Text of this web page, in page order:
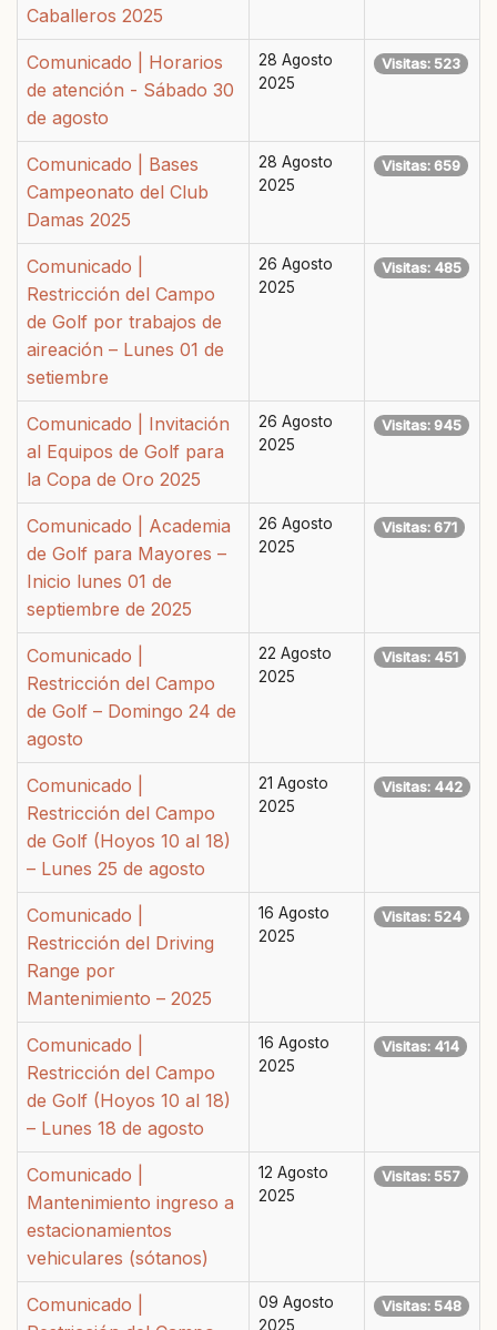
Caballeros 2025
Comunicado | Horarios
de atención - Sábado 30
de agosto
28 Agosto
2025
Visitas: 523
Comunicado | Bases
Campeonato del Club
Damas 2025
28 Agosto
2025
Visitas: 659
Comunicado |
Restricción del Campo
de Golf por trabajos de
aireación – Lunes 01 de
setiembre
26 Agosto
2025
Visitas: 485
Comunicado | Invitación
al Equipos de Golf para
la Copa de Oro 2025
26 Agosto
2025
Visitas: 945
Comunicado | Academia
de Golf para Mayores –
Inicio lunes 01 de
septiembre de 2025
26 Agosto
2025
Visitas: 671
Comunicado |
Restricción del Campo
de Golf – Domingo 24 de
agosto
22 Agosto
2025
Visitas: 451
Comunicado |
Restricción del Campo
de Golf (Hoyos 10 al 18)
– Lunes 25 de agosto
21 Agosto
2025
Visitas: 442
Comunicado |
Restricción del Driving
Range por
Mantenimiento – 2025
16 Agosto
2025
Visitas: 524
Comunicado |
Restricción del Campo
de Golf (Hoyos 10 al 18)
– Lunes 18 de agosto
16 Agosto
2025
Visitas: 414
Comunicado |
Mantenimiento ingreso a
estacionamientos
vehiculares (sótanos)
12 Agosto
2025
Visitas: 557
Comunicado |
09 Agosto
2025
Visitas: 548